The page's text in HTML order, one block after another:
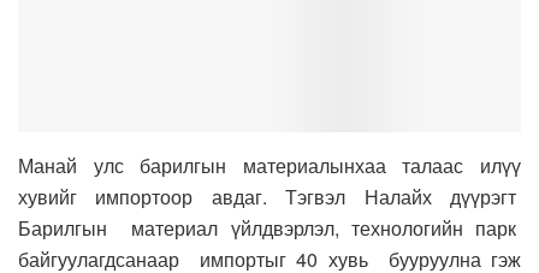
Манай улс барилгын материалынхаа талаас илүү
хувийг импортоор авдаг. Тэгвэл Налайх дүүрэгт
Барилгын материал үйлдвэрлэл, технологийн парк
байгуулагдсанаар импортыг 40 хувь бууруулна гэж